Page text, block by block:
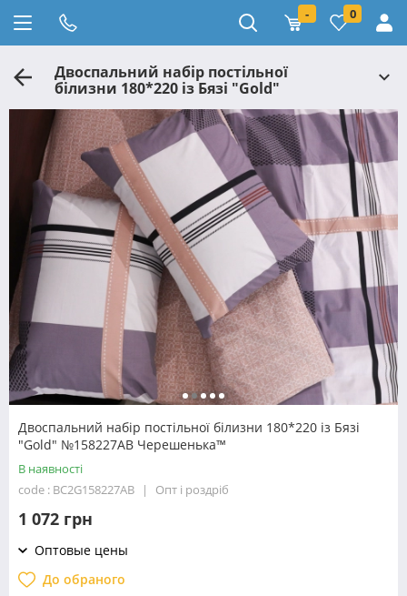
- 0
Двоспальний набір постільної
білизни 180*220 із Бязі "Gold"
№158227АВ Черешенька™
Двоспальний набір постільної білизни 180*220 із Бязі
"Gold" №158227АВ Черешенька™
В наявності
code : BC2G158227АВ
Опт і роздріб
1 072 грн
Оптовые цены
До обраного